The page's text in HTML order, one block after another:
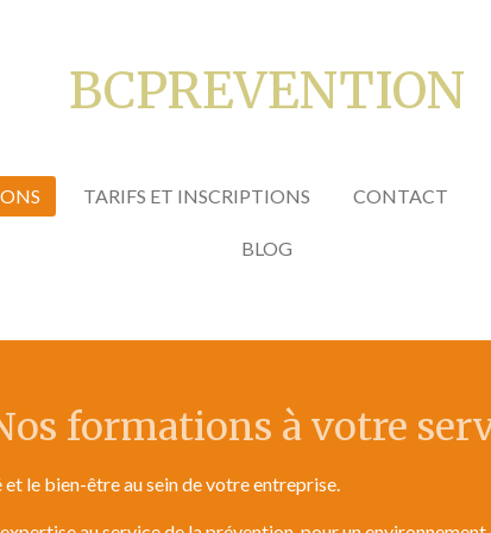
BCPREVENTION
TARIFS ET INSCRIPTIONS CONTACT
BLOG
formations à votre
le bien-être au sein de votre entreprise.